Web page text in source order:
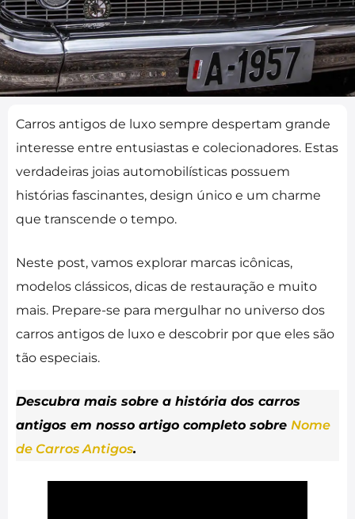
Carros antigos de luxo sempre despertam grande
interesse entre entusiastas e colecionadores. Estas
verdadeiras joias automobilísticas possuem
histórias fascinantes, design único e um charme
que transcende o tempo.
Neste post, vamos explorar marcas icônicas,
modelos clássicos, dicas de restauração e muito
mais. Prepare-se para mergulhar no universo dos
carros antigos de luxo e descobrir por que eles são
tão especiais.
Descubra mais sobre a história dos carros
antigos em nosso artigo completo sobre Nome
de Carros Antigos.